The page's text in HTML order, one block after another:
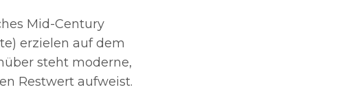
Mid-Century
erzielen auf dem
steht moderne,
Restwert aufweist.